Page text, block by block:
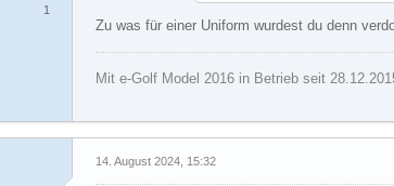
1
Zu was für einer Uniform wurdest du denn
Mit e-Golf Model 2016 in Betrieb seit
14. August 2024, 15:32